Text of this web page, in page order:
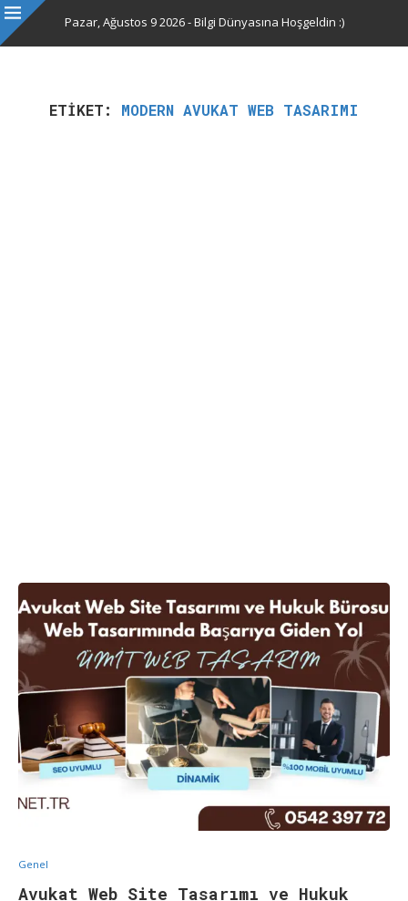
Pazar, Ağustos 9 2026 - Bilgi Dünyasına Hoşgeldin :)
ETIKET: MODERN AVUKAT WEB TASARIMI
Genel
Avukat Web Site Tasarımı ve Hukuk